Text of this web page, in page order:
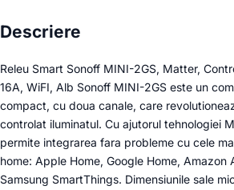
16A,
WiFI,
Descriere
Releu Smart Sonoff MINI-2GS, Matter,
16A, WiFI, Alb Sonoff MINI-2GS este un
compact, cu doua canale, care
controlat iluminatul. Cu ajutorul tehnologiei
permite integrarea fara probleme cu cele
home: Apple Home, Google Home, Amazon
Samsung SmartThings. Dimensiunile sale